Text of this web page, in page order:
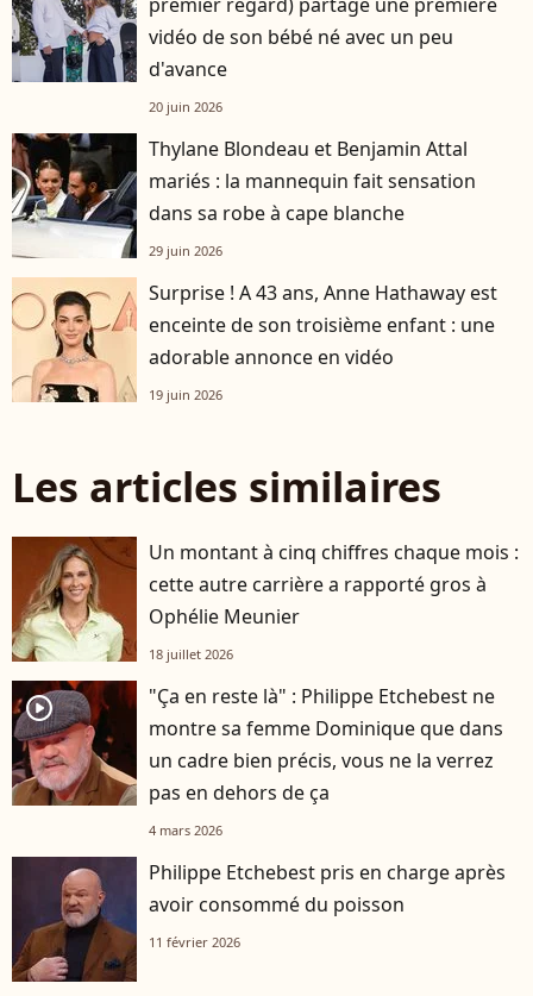
vidéo de son bébé né avec un peu
d'avance
20 juin 2026
Thylane Blondeau et Benjamin Attal
mariés : la mannequin fait sensation
dans sa robe à cape blanche
29 juin 2026
Surprise ! A 43 ans, Anne Hathaway est
enceinte de son troisième enfant : une
adorable annonce en vidéo
19 juin 2026
Les articles similaires
Un montant à cinq chiffres chaque mois :
cette autre carrière a rapporté gros à
Ophélie Meunier
18 juillet 2026
player2
"Ça en reste là" : Philippe Etchebest ne
montre sa femme Dominique que dans
un cadre bien précis, vous ne la verrez
pas en dehors de ça
4 mars 2026
Philippe Etchebest pris en charge après
avoir consommé du poisson
11 février 2026